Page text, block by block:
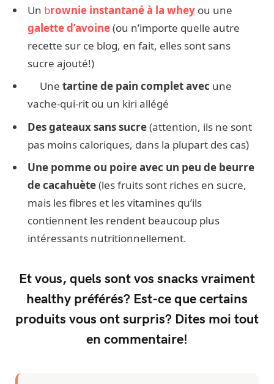
Un brownie instantané à la whey ou une
galette d’avoine(ou n’importe quelle autre
recette sur ce blog, en fait, elles sont sans
sucre ajouté!)
Une tartine de pain complet avec une
vache-qui-rit ou un kiri allégé
Des gateaux sans sucre(attention, ils ne sont
pas moins caloriques, dans la plupart des cas)
Une pomme ou poire avec un peu de beurre
de cacahuète(les fruits sont riches en sucre,
mais les fibres et les vitamines qu’ils
contiennent les rendent beaucoup plus
intéressants nutritionnellement.
Et vous, quels sont vos snacks vraiment
healthy préférés? Est-ce que certains
produits vous ont surpris? Dites moi tout
en commentaire!